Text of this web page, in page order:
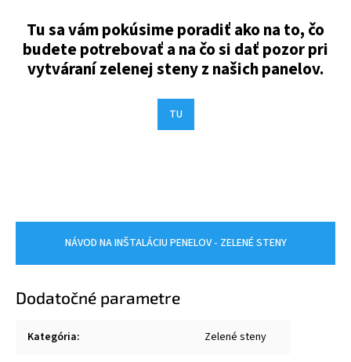
Tu sa vám pokúsime poradiť ako na to, čo
budete potrebovať a na čo si dať pozor pri
vytváraní zelenej steny z našich panelov.
TU
NÁVOD NA INŠTALÁCIU PENELOV - ZELENÉ STENY
Dodatočné parametre
Kategória: Zelené steny